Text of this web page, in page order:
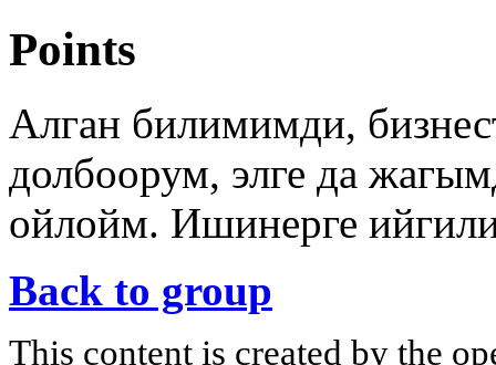
Points
Алган билимимди,
долбоорум, элге да
ойлойм. Ишинерге
Back to group
This content is created by the